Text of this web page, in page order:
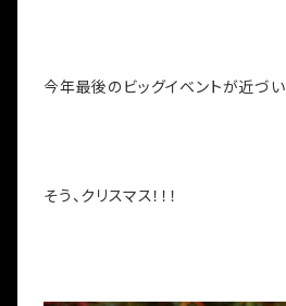
今年最後のビッグイベントが近づいて
そう、クリスマス！！！